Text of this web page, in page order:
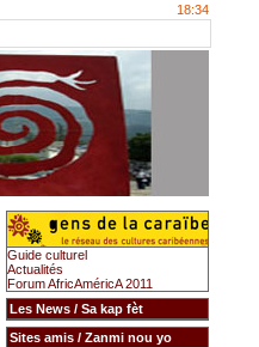
18:34
Guide culturel
Actualités
Forum AfricAméricA 2011
Les News / Sa kap fèt
Sites amis / Zanmi nou yo